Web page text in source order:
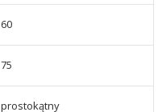
60
75
prostokątny